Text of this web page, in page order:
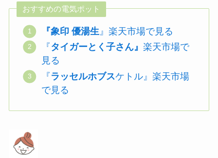
おすすめの電気ポット
『象印 優湯生 』楽天市場で見る
『タイガーとく子さん』 楽天市場で
見る
『ラッセルホブスケトル』楽天市場
で見る